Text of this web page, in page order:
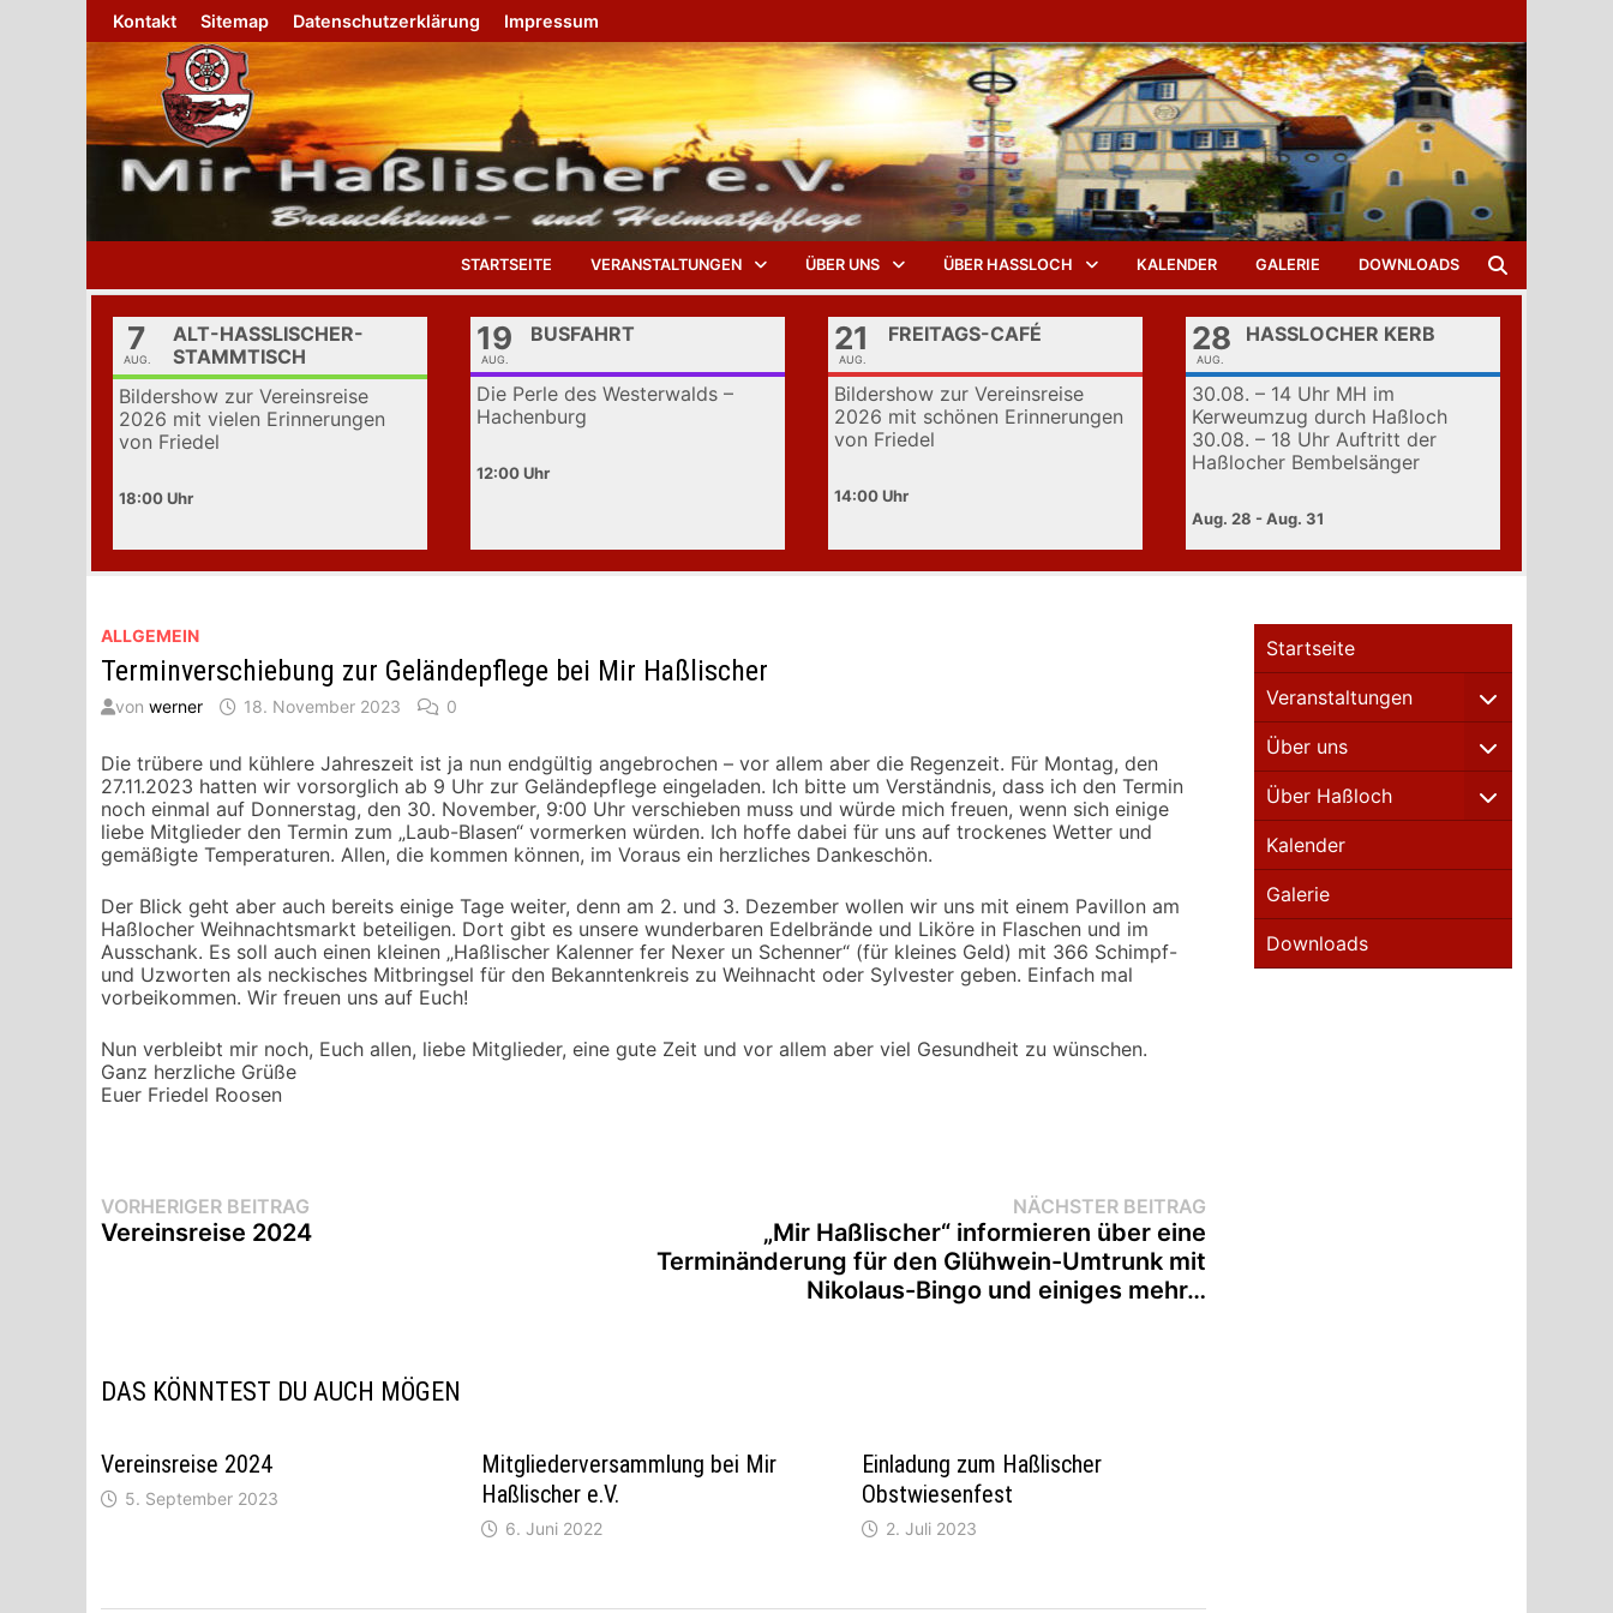
Zurück
zum
Inhalt
Kontakt Sitemap Datenschutzerklärung Impressum
STARTSEITE VERANSTALTUNGEN ÜBER UNS ÜBER HASSLOCH KALENDER GALERIE DOWNLOADS
7
AUG.
ALT-HASSLISCHER-S
TAMMTISCH
Bildershow zur Vereinsreise
2026 mit vielen Erinnerungen
von Friedel
18:00
19
AUG.
BUSFAHRT
Die Perle des Westerwalds –
Hachenburg
12:00
21
AUG.
FREITAGS-CAFÉ
Bildershow zur Vereinsreise
2026 mit schönen Erinnerungen
von Friedel
14:00
28
AUG.
HASSLOCHER KERB
30.08. – 14 Uhr MH im
Kerweumzug durch Haßloch
30.08. – 18 Uhr Auftritt der
Haßlocher Bembelsänger
Aug. 28 - Aug. 31
ALLGEMEIN
Terminverschiebung zur Geländepflege bei Mir Haßlischer
von werner 18. November 2023 0
Die trübere und kühlere Jahreszeit ist ja nun endgültig angebrochen – vor allem aber die Regenzeit. Für Montag, den
27.11.2023 hatten wir vorsorglich ab 9 Uhr zur Geländepflege eingeladen. Ich bitte um Verständnis, dass ich den Termin
noch einmal auf Donnerstag, den 30. November, 9:00 Uhr verschieben muss und würde mich freuen, wenn sich einige
liebe Mitglieder den Termin zum „Laub-Blasen“ vormerken würden. Ich hoffe dabei für uns auf trockenes Wetter und
gemäßigte Temperaturen. Allen, die kommen können, im Voraus ein herzliches Dankeschön.
Der Blick geht aber auch bereits einige Tage weiter, denn am 2. und 3. Dezember wollen wir uns mit einem Pavillon am
Haßlocher Weihnachtsmarkt beteiligen. Dort gibt es unsere wunderbaren Edelbrände und Liköre in Flaschen und im
Ausschank. Es soll auch einen kleinen „Haßlischer Kalenner fer Nexer un Schenner“ (für kleines Geld) mit 366 Schimpf-
und Uzworten als neckisches Mitbringsel für den Bekanntenkreis zu Weihnacht oder Sylvester geben. Einfach mal
vorbeikommen. Wir freuen uns auf Euch!
Nun verbleibt mir noch, Euch allen, liebe Mitglieder, eine gute Zeit und vor allem aber viel Gesundheit zu wünschen.
Ganz herzliche Grüße
Euer Friedel Roosen
Beitragsnavigation
VORHERIGER BEITRAG
Beitrag:
Vereinsreise 2024
NÄCHSTER BEITRAGNächster
Beitrag:
„Mir Haßlischer“ informieren über eine
Terminänderung für den Glühwein-Umtrunk mit
Nikolaus-Bingo und einiges mehr…
DAS KÖNNTEST DU AUCH MÖGEN
Vereinsreise 2024
5. September 2023
Mitgliederversammlung bei Mir
Haßlischer e.V.
6. Juni 2022
Einladung zum Haßlischer
Obstwiesenfest
2. Juli 2023
Startseite
Veranstaltungen
Über uns
Über Haßloch
Kalender
Galerie
Downloads